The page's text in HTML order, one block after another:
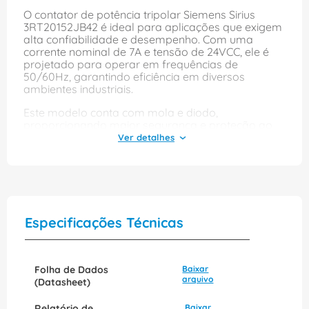
O contator de potência tripolar Siemens Sirius
3RT20152JB42 é ideal para aplicações que exigem
alta confiabilidade e desempenho. Com uma
corrente nominal de 7A e tensão de 24VCC, ele é
projetado para operar em frequências de
50/60Hz, garantindo eficiência em diversos
ambientes industriais.
Este modelo conta com mola e diodo,
sistema elétrico. Sua construção robusta e
Especificações Técnicas
Folha de Dados
(Datasheet)
Baixar
arquivo